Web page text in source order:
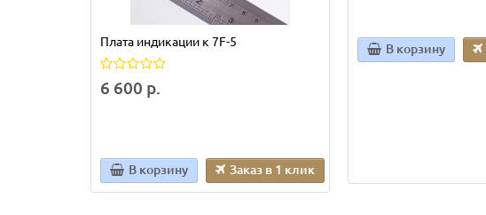
Плата индикации к 7F-5
6 600 р.
В корзину Заказ в 1 клик
В корзину